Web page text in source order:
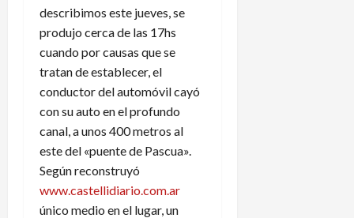
describimos este jueves, se
produjo cerca de las 17hs
cuando por causas que se
tratan de establecer, el
conductor del automóvil cayó
con su auto en el profundo
canal, a unos 400 metros al
este del «puente de Pascua».
Según reconstruyó
www.castellidiario.com.ar
único medio en el lugar, un